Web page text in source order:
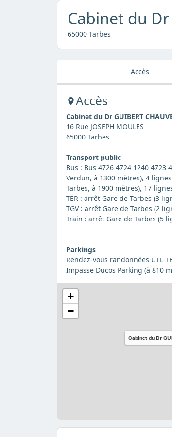
Cabinet du Dr
65000 Tarbes
Accès
Accès
Cabinet du Dr GUIBERT
16 Rue JOSEPH MOULES
65000 Tarbes
Transport public
Bus : Bus 4726 4724 1240 4723
Verdun, à 1300 mètres), 4
Tarbes, à 1900 mètres), 17
TER : arrêt Gare de Tarbes (3
TGV : arrêt Gare de Tarbes (2
Train : arrêt Gare de Tarbes (5
Parkings
Rendez-vous randonnées UTL-
Impasse Ducos Parking (à 810
Cabinet du Dr
+
−